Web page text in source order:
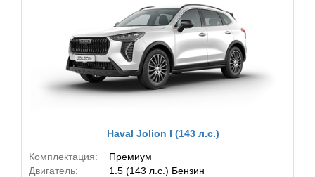
Haval Jolion I (143 л.с.)
Комплектация:
Премиум
Двигатель:
1.5 (143 л.с.) Бензин